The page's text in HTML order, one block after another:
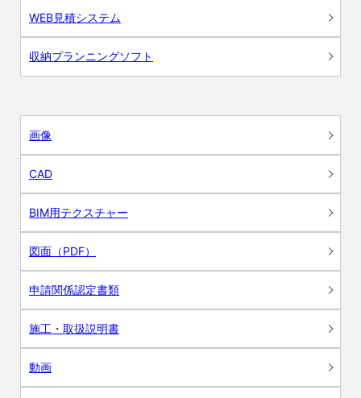
WEB見積システム
収納プランニングソフト
画像
CAD
BIM用テクスチャー
図面（PDF）
申請関係認定書類
施工・取扱説明書
動画